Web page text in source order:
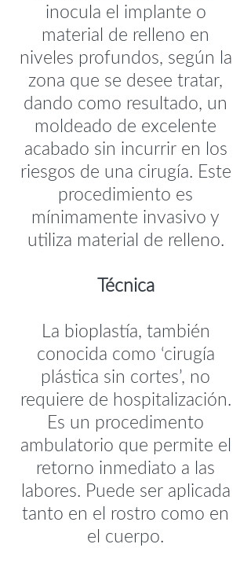
inocula el implante o
material de relleno en
niveles profundos, según la
zona que se desee tratar,
dando como resultado, un
moldeado de excelente
acabado sin incurrir en los
riesgos de una cirugía. Este
procedimiento es
mínimamente invasivo y
utiliza material de relleno.
Técnica
La bioplastía, también
conocida como ‘cirugía
plástica sin cortes’, no
requiere de hospitalización.
Es un procedimento
ambulatorio que permite el
retorno inmediato a las
labores. Puede ser aplicada
tanto en el rostro como en
el cuerpo.